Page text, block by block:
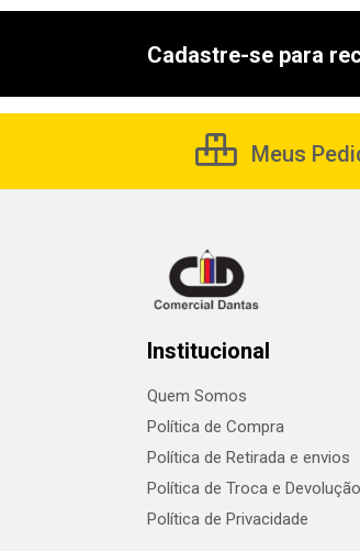
Cadastre-se para
Meus
Institucional
Quem Somos
Política de Compra
Política de Retirada e envios
Política de Troca e Devolução
Política de Privacidade